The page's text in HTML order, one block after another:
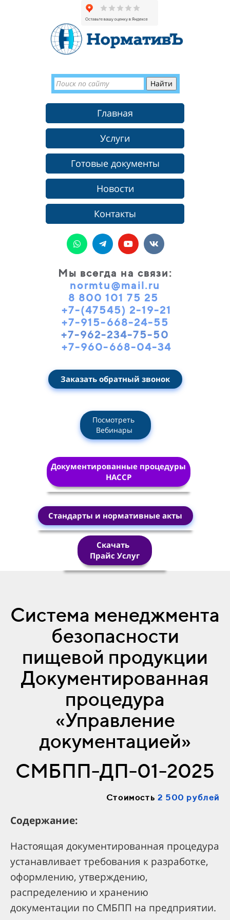
Главная
Услуги
Готовые документы
Новости
Контакты
Мы всегда на связи:
normtu@mail.ru
8 800 101 75 25
+7-(47545) 2-19-21
+7-915-668-24-55
+7-962-234-75-50
+7-960-668-04-34
Заказать обратный звонок
Посмотреть
Вебинары
Скачать
Прайс Услуг
Документированные процедуры
HACCP
Стандарты и нормативные акты
Система менеджмента
безопасности
пищевой продукции
Документированная
процедура
«Управление
документацией»
СМБПП-ДП-01-2025
Стоимость 2 500 рублей
Содержание:
Настоящая документированная процедура
устанавливает требования к разработке,
оформлению, утверждению,
распределению и хранению
документации по СМБПП на предприятии.